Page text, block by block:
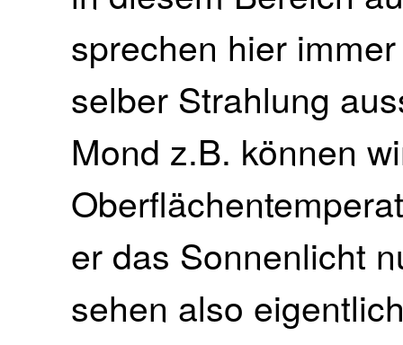
sprechen hier
selber Strahlung
Mond z.B. können
er das Sonnenlicht
sehen also